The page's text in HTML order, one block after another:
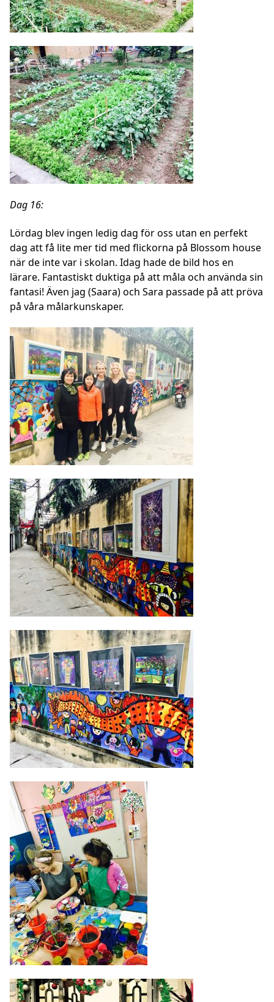
Dag 16:
Lördag blev ingen ledig dag för oss utan en perfekt
dag att få lite mer tid med flickorna på Blossom house
när de inte var i skolan. Idag hade de bild hos en
lärare. Fantastiskt duktiga på att måla och använda sin
fantasi! Även jag (Saara) och Sara passade på att pröva
på våra målarkunskaper.